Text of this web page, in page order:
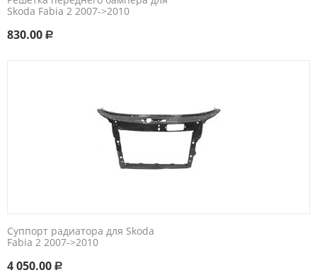
Skoda Fabia 2 2007->2010
830.00 Р
Суппорт радиатора для Skoda
Fabia 2 2007->2010
4 050.00 Р